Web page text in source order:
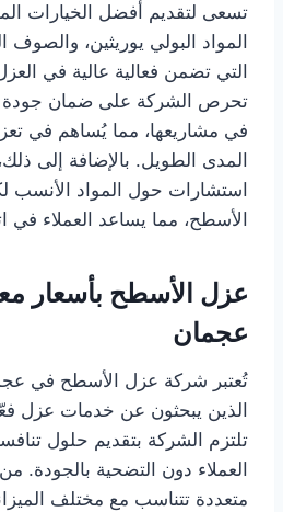
تسعى لتقديم أفضل الخيارات
المواد البولي يوريثين، والصوف
التي تضمن فعالية عالية في
تحرص الشركة على ضمان جودة
في مشاريعها، مما يُساهم في
المدى الطويل. بالإضافة إلى
استشارات حول المواد الأنسب
الأسطح، مما يساعد العملاء في
عزل الأسطح بأسعار
عجمان
تُعتبر شركة عزل الأسطح في
الذين يبحثون عن خدمات عزل
تلتزم الشركة بتقديم حلول
العملاء دون التضحية بالجودة.
متعددة تتناسب مع مختلف